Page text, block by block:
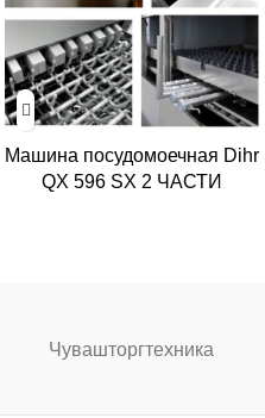
Машина посудомоечная Dihr
QX 596 SX 2 ЧАСТИ
Чувашторгтехника